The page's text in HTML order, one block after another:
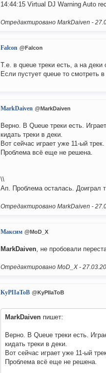
14:44:15 Virtual DJ Warning Auto
Отредактировано MarkDaiven -
Falcon @Falcon
Т.е. в queue треки есть, а на деки
Если пустует queue то смотреть
MarkDaiven @MarkDaiven
Верно. В Queue треки есть.
кидать треки в деки.
Вот сейчас играет уже 11-ый
Проблема всё еще не решена.
\\
Ап. Проблема осталась. Доиграл
Отредактировано MarkDaiven -
Максим @MoD_X
MarkDaiven, не пробовали
Отредактировано MoD_X -
KyPIIaToB @KyPIIaToB
MarkDaiven пишет:
Верно. В Queue треки есть.
кидать треки в деки.
Вот сейчас играет уже 11-ый
Проблема всё еще не решена.